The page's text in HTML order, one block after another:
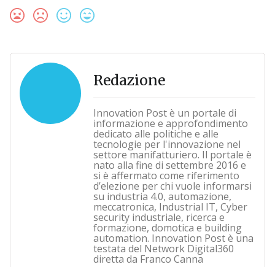
Redazione
Innovation Post è un portale di
informazione e approfondimento
dedicato alle politiche e alle
tecnologie per l'innovazione nel
settore manifatturiero. Il portale è
nato alla fine di settembre 2016 e
si è affermato come riferimento
d’elezione per chi vuole informarsi
su industria 4.0, automazione,
meccatronica, Industrial IT, Cyber
security industriale, ricerca e
formazione, domotica e building
automation. Innovation Post è una
testata del Network Digital360
diretta da Franco Canna